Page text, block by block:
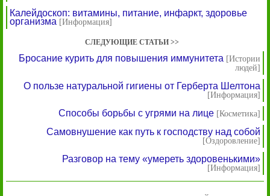
Калейдоскоп: витамины, питание, инфаркт, здоровье
организма [Информация]
СЛЕДУЮЩИЕ СТАТЬИ >>
Бросание курить для повышения иммунитета [Истории
людей]
О пользе натуральной гигиены от Герберта Шелтона
[Информация]
Способы борьбы с угрями на лице [Косметика]
Самовнушение как путь к господству над собой
[Оздоровление]
Разговор на тему «умереть здоровенькими»
[Информация]